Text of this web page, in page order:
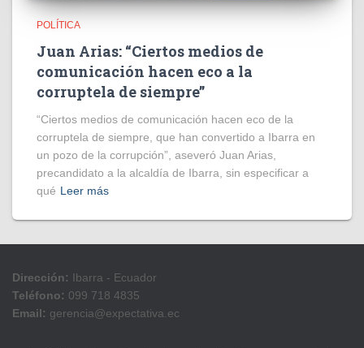
POLÍTICA
Juan Arias: “Ciertos medios de
comunicación hacen eco a la
corruptela de siempre”
“Ciertos medios de comunicación hacen eco de la
corruptela de siempre, que han convertido a Ibarra en
un pozo de la corrupción”, aseveró Juan Arias,
precandidato a la alcaldía de Ibarra, sin especificar a
qué Leer más
Dirección: Ibarra - Ecuador
Teléfono: 099 718 4835
Email: gerencia@expectativa.ec